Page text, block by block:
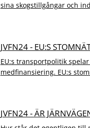
sina skogstillgångar och
JVFN24 - EU:S
EU:s transportpolitik
medfinansiering. EU:s
JVFN24 - ÄR